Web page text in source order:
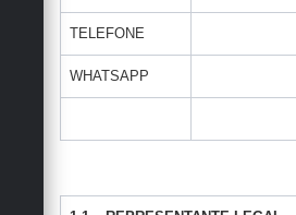
TELEFONE
WHATSAPP